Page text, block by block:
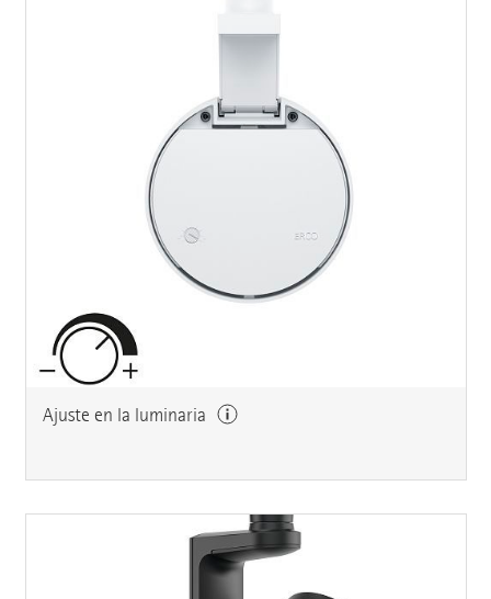
Ajuste en la luminaria